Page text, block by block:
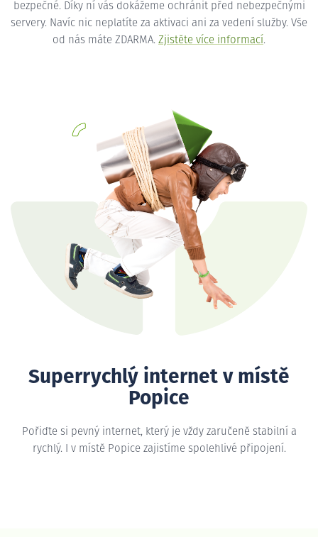
bezpečné. Díky ní vás dokážeme ochránit před nebezpečnými
servery. Navíc nic neplatíte za aktivaci ani za vedení služby. Vše
od nás máte ZDARMA. Zjistěte více informací.
Superrychlý internet v místě
Popice
Pořiďte si pevný internet, který je vždy zaručeně stabilní a
rychlý. I v místě Popice zajistíme spolehlivé připojení.